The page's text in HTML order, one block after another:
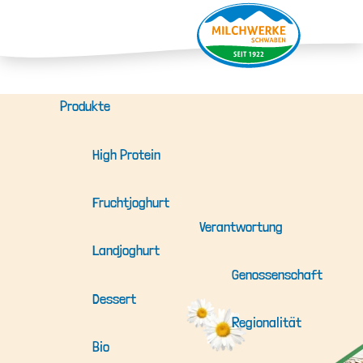
Produkte
High Protein
Fruchtjoghurt
Landjoghurt
Dessert
Bio
Verantwortung
Genossenschaft
Regionalität